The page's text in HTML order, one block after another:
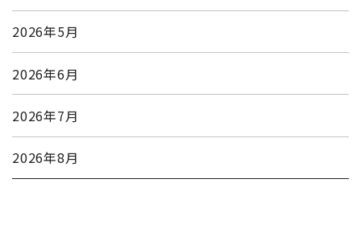
2026年5月
2026年6月
2026年7月
2026年8月